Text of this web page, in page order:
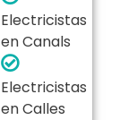
Electricistas
en Canals
Electricistas
en Calles